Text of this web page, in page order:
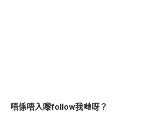
唔係唔入嚟follow我哋呀？